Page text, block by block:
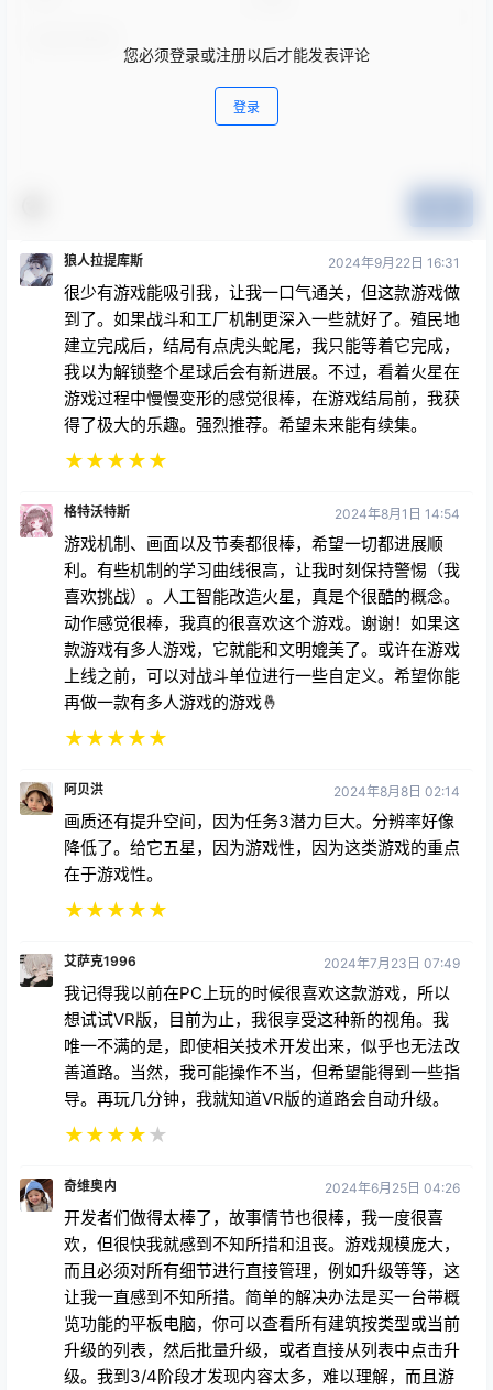
您必须登录或注册以后才能发表评论
登录
狼人拉提库斯 2024年9月22日 16:31
很少有游戏能吸引我，让我一口气通关，但这款游戏做
到了。如果战斗和工厂机制更深入一些就好了。殖民地
建立完成后，结局有点虎头蛇尾，我只能等着它完成，
我以为解锁整个星球后会有新进展。不过，看着火星在
游戏过程中慢慢变形的感觉很棒，在游戏结局前，我获
得了极大的乐趣。强烈推荐。希望未来能有续集。
★★★★★
格特沃特斯 2024年8月1日 14:54
游戏机制、画面以及节奏都很棒，希望一切都进展顺
利。有些机制的学习曲线很高，让我时刻保持警惕（我
喜欢挑战）。人工智能改造火星，真是个很酷的概念。
动作感觉很棒，我真的很喜欢这个游戏。谢谢！如果这
款游戏有多人游戏，它就能和文明媲美了。或许在游戏
上线之前，可以对战斗单位进行一些自定义。希望你能
再做一款有多人游戏的游戏🤞
★★★★★
阿贝洪 2024年8月8日 02:14
画质还有提升空间，因为任务3潜力巨大。分辨率好像
降低了。给它五星，因为游戏性，因为这类游戏的重点
在于游戏性。
★★★★★
艾萨克1996 2024年7月23日 07:49
我记得我以前在PC上玩的时候很喜欢这款游戏，所以
想试试VR版，目前为止，我很享受这种新的视角。我
唯一不满的是，即使相关技术开发出来，似乎也无法改
善道路。当然，我可能操作不当，但希望能得到一些指
导。再玩几分钟，我就知道VR版的道路会自动升级。
★★★★★
奇维奥内 2024年6月25日 04:26
开发者们做得太棒了，故事情节也很棒，我一度很喜
欢，但很快我就感到不知所措和沮丧。游戏规模庞大，
而且必须对所有细节进行直接管理，例如升级等等，这
让我一直感到不知所措。简单的解决办法是买一台带概
览功能的平板电脑，你可以查看所有建筑按类型或当前
升级的列表，然后批量升级，或者直接从列表中点击升
级。我到3/4阶段才发现内容太多，难以理解，而且游